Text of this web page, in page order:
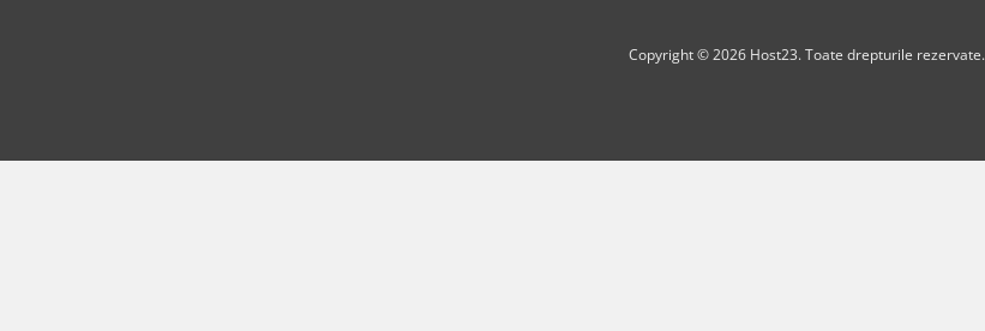
Copyright © 2026 Host23. Toate drepturile rezervate.